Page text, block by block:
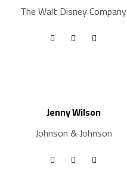
The Walt Disney Company
Jenny Wilson
Johnson & Johnson